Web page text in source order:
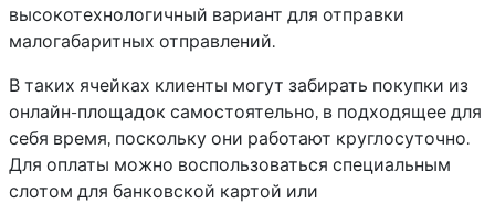
высокотехнологичный вариант для отправки
малогабаритных отправлений.
В таких ячейках клиенты могут забирать покупки из
онлайн-площадок самостоятельно, в подходящее для
себя время, поскольку они работают круглосуточно.
Для оплаты можно воспользоваться специальным
слотом для банковской картой или